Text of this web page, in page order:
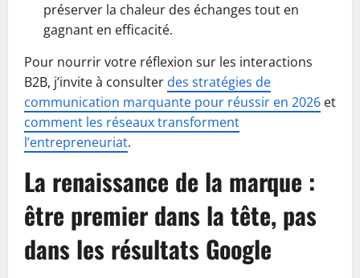
préserver la chaleur des échanges tout en
gagnant en efficacité.
Pour nourrir votre réflexion sur les interactions
B2B, j’invite à consulter des stratégies de
communication marquante pour réussir en 2026 et
comment les réseaux transforment
l’entrepreneuriat.
La renaissance de la marque :
être premier dans la tête, pas
dans les résultats Google